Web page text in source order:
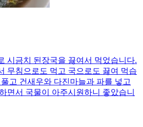
시금치 된장국을 끓여서 먹었습니다.
무침으로도 먹고 국으로도 끓여 먹습
고 건새우와 다진마늘과 파를 넣고
면서 국물이 아주시원하니 좋았습니